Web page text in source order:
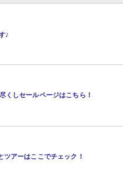
♪
くしセールページはこちら！
ツアーはここでチェック！